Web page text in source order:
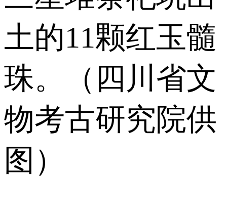
土的11颗红玉髓
珠。（四川省文
物考古研究院供
图）